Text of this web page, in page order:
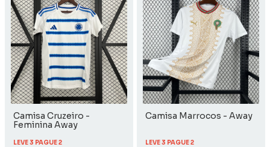
Camisa Cruzeiro -
Feminina Away
LEVE 3 PAGUE 2
Camisa Marrocos - Away
LEVE 3 PAGUE 2